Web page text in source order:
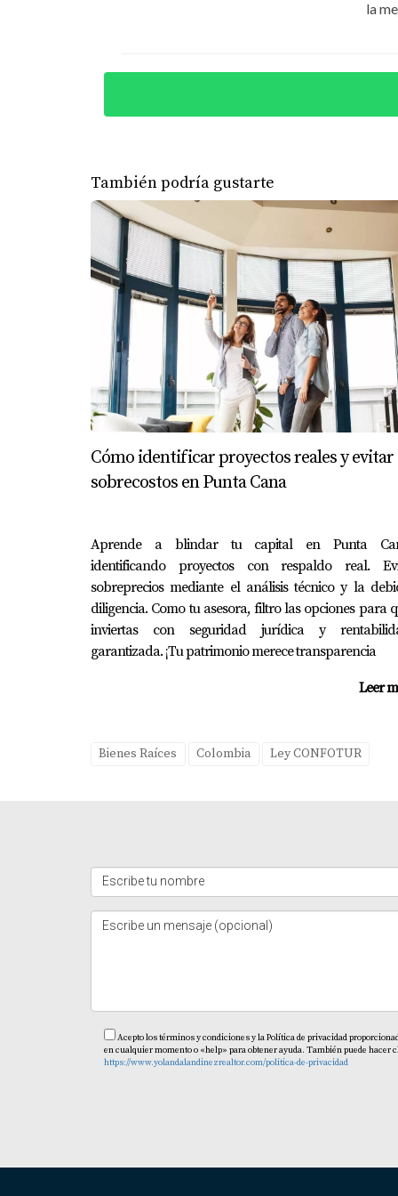
inmobiliarias. Decidieron comprar un
decisión informada puede cambiar el
Caso 3: La empresa de Carlos
local sin comprometer demasiado capital,
atribuye gran parte de su éxito a las
CONCLUSIONES
La Ley Confotur es más que una simple
Dominicana. A través de los casos
beneficiarse enormemente. Si estás
puede tener en tu futuro financiero. Si
para tu situación específica, no dudes en
AGENDEMOS HOY MISMO Y RESPONDO
Preguntas Frecuentes
Las propiedades deben estar dentro de
¿Cuánto tiempo dura el beneficio
Los beneficios fiscales se extienden por un
¿Puedo combinar estos beneficios
¿Cómo puedo empezar el proceso
El primer paso es informarte sobre los
asesoría personalizada. Recuerda, cada
hoy mismo para comenzar tu camino hacia
la
También podría gustarte
Cómo identificar proyectos reales y evitar
sobrecostos en Punta Cana
Aprende a blindar tu capital en Punta
identificando proyectos con respaldo real.
sobreprecios mediante el análisis técnico y la
diligencia. Como tu asesora, filtro las opciones para
inviertas con seguridad jurídica y
garantizada. ¡Tu patrimonio merece transparencia
Leer
Bienes Raíces Colombia Ley CONFOTUR
Acepto los términos y condiciones y la Política de privacidad
en cualquier momento o «help» para obtener ayuda. También puede
https://www.yolandalandinezrealtor.com/politica-de-privacidad